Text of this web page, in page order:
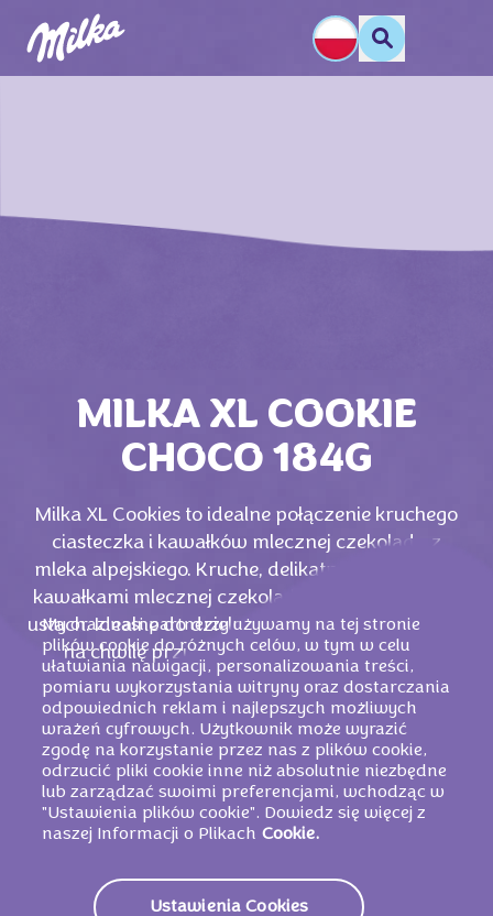
MILKA XL COOKIE
CHOCO 184G
Milka XL Cookies to idealne połączenie kruchego
ciasteczka i kawałków mlecznej czekolady z
mleka alpejskiego. Kruche, delikatne ciasteczka z
kawałkami mlecznej czekolady rozpływają się w
ustach. Idealne do dzielenia się z innymi, ale także
na chwilę przyjemności tylko dla siebie. W
powiększonej wersji specjalnie dla wielbicieli.
My oraz nasi partnerzy używamy na tej stronie
plików cookie do różnych celów, w tym w celu
ułatwiania nawigacji, personalizowania treści,
pomiaru wykorzystania witryny oraz dostarczania
odpowiednich reklam i najlepszych możliwych
wrażeń cyfrowych. Użytkownik może wyrazić
zgodę na korzystanie przez nas z plików cookie,
odrzucić pliki cookie inne niż absolutnie niezbędne
lub zarządzać swoimi preferencjami, wchodząc w
"Ustawienia plików cookie". Dowiedz się więcej z
naszej Informacji o Plikach Cookie.
Ustawienia Cookies